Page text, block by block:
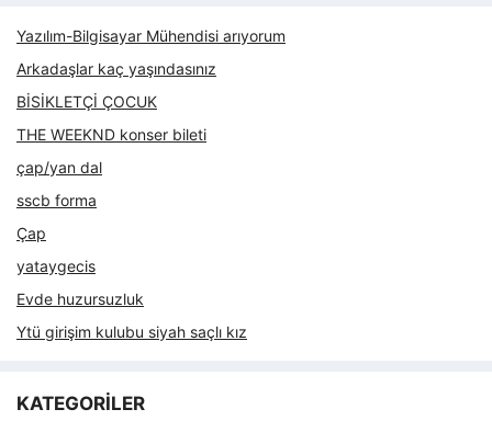
Yazılım-Bilgisayar Mühendisi arıyorum
Arkadaşlar kaç yaşındasınız
BİSİKLETÇİ ÇOCUK
THE WEEKND konser bileti
çap/yan dal
sscb forma
Çap
yataygecis
Evde huzursuzluk
Ytü girişim kulubu siyah saçlı kız
KATEGORİLER